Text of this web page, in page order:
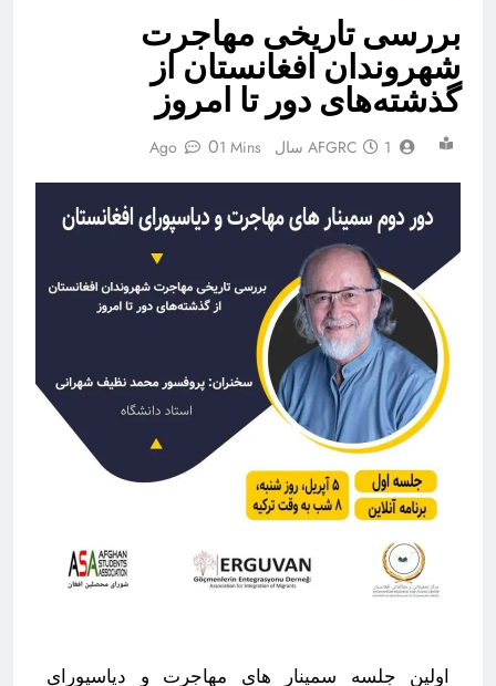
بررسی تاریخی مهاجرت
شهروندان افغانستان از
گذشته‌های دور تا امروز
AFGRC 1 سال Ago 01 Mins
اولین جلسه سمینار های مهاجرت و دیاسپورای